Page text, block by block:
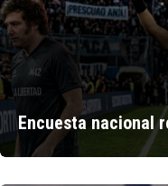
Encuesta nacional